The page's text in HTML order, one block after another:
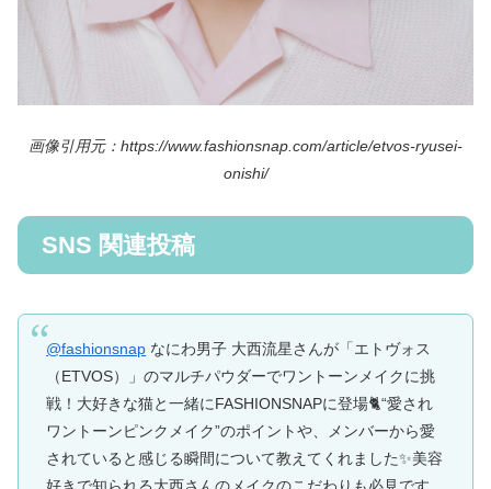
画像引用元：https://www.fashionsnap.com/article/etvos-ryusei-
onishi/
SNS 関連投稿
@fashionsnap なにわ男子 大西流星さんが「エトヴォス
（ETVOS）」のマルチパウダーでワントーンメイクに挑
戦！大好きな猫と一緒にFASHIONSNAPに登場🐈“愛され
ワントーンピンクメイク”のポイントや、メンバーから愛
されていると感じる瞬間について教えてくれました✨美容